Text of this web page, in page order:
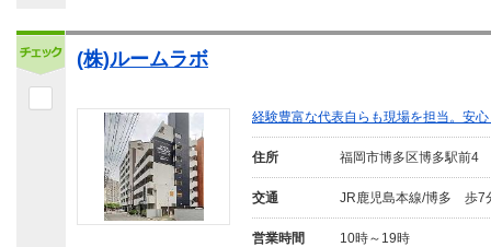
(株)ルームラボ
経験豊富な代表自らも現場を担当。安
住所 福岡市博多区博多駅前4
交通 JR鹿児島本線/博多 歩7
営業時間 10時～19時